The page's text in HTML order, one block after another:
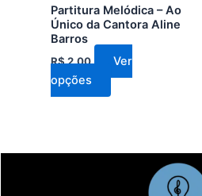
Partitura Melódica – Ao
Único da Cantora Aline
Barros
R$2,00
Ver
opções
escolhidas
página
do
produto